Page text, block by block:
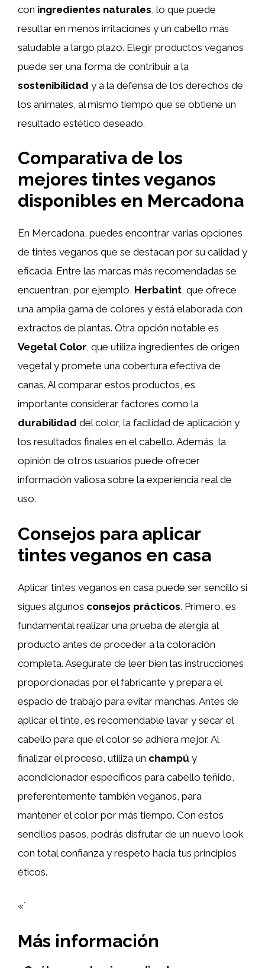
con ingredientes naturales , lo que puede
resultar en menos irritaciones y un cabello más
saludable a largo plazo. Elegir productos veganos
puede ser una forma de contribuir a la
sostenibilidad y a la defensa de los derechos de
los animales, al mismo tiempo que se obtiene un
resultado estético deseado.
Comparativa de los
mejores tintes veganos
disponibles en Mercadona
En Mercadona, puedes encontrar varias opciones
de tintes veganos que se destacan por su calidad y
eficacia. Entre las marcas más recomendadas se
encuentran, por ejemplo, Herbatint, que ofrece
una amplia gama de colores y está elaborada con
extractos de plantas. Otra opción notable es
Vegetal Color, que utiliza ingredientes de origen
vegetal y promete una cobertura efectiva de
canas. Al comparar estos productos, es
importante considerar factores como la
durabilidad del color, la facilidad de aplicación y
los resultados finales en el cabello. Además, la
opinión de otros usuarios puede ofrecer
información valiosa sobre la experiencia real de
uso.
Consejos para aplicar
tintes veganos en casa
Aplicar tintes veganos en casa puede ser sencillo si
sigues algunos consejos prácticos. Primero, es
fundamental realizar una prueba de alergia al
producto antes de proceder a la coloración
completa. Asegúrate de leer bien las instrucciones
proporcionadas por el fabricante y prepara el
espacio de trabajo para evitar manchas. Antes de
aplicar el tinte, es recomendable lavar y secar el
cabello para que el color se adhiera mejor. Al
finalizar el proceso, utiliza un champú y
acondicionador específicos para cabello teñido,
preferentemente también veganos, para
mantener el color por más tiempo. Con estos
sencillos pasos, podrás disfrutar de un nuevo look
con total confianza y respeto hacia tus principios
éticos.
«`
Más información